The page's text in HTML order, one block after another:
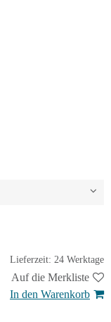
Lieferzeit: 24 Werktage
Auf die Merkliste
In den Warenkorb